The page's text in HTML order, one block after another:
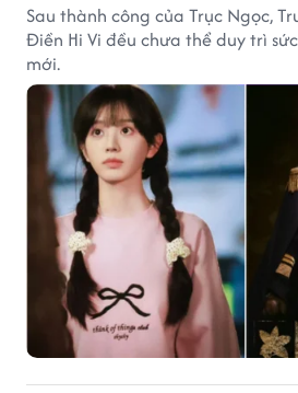
Sau thành công của Trục Ngọc,
Điền Hi Vi đều chưa thể duy trì
mới.